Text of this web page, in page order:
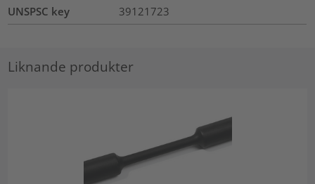
UNSPSC key
39121723
Liknande produkter